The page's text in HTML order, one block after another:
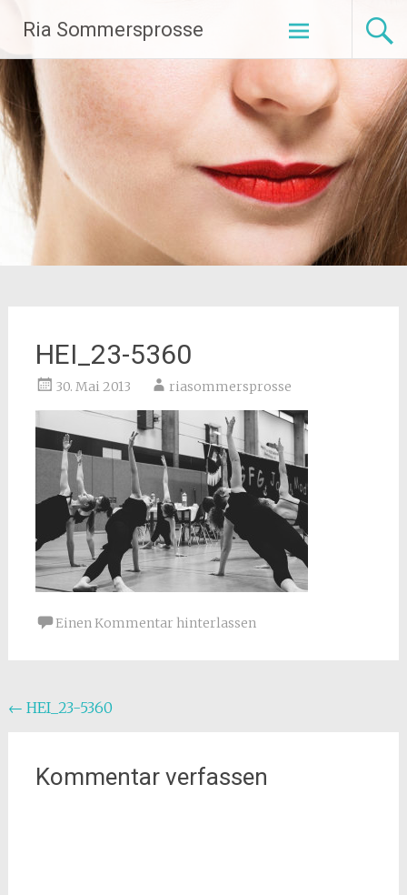
Inhalt
springen
Ria Sommersprosse
HEI_23-5360
30. Mai 2013 riasommersprosse
Einen Kommentar hinterlassen
Beitragsnavigation
← HEI_23-5360
Kommentar verfassen